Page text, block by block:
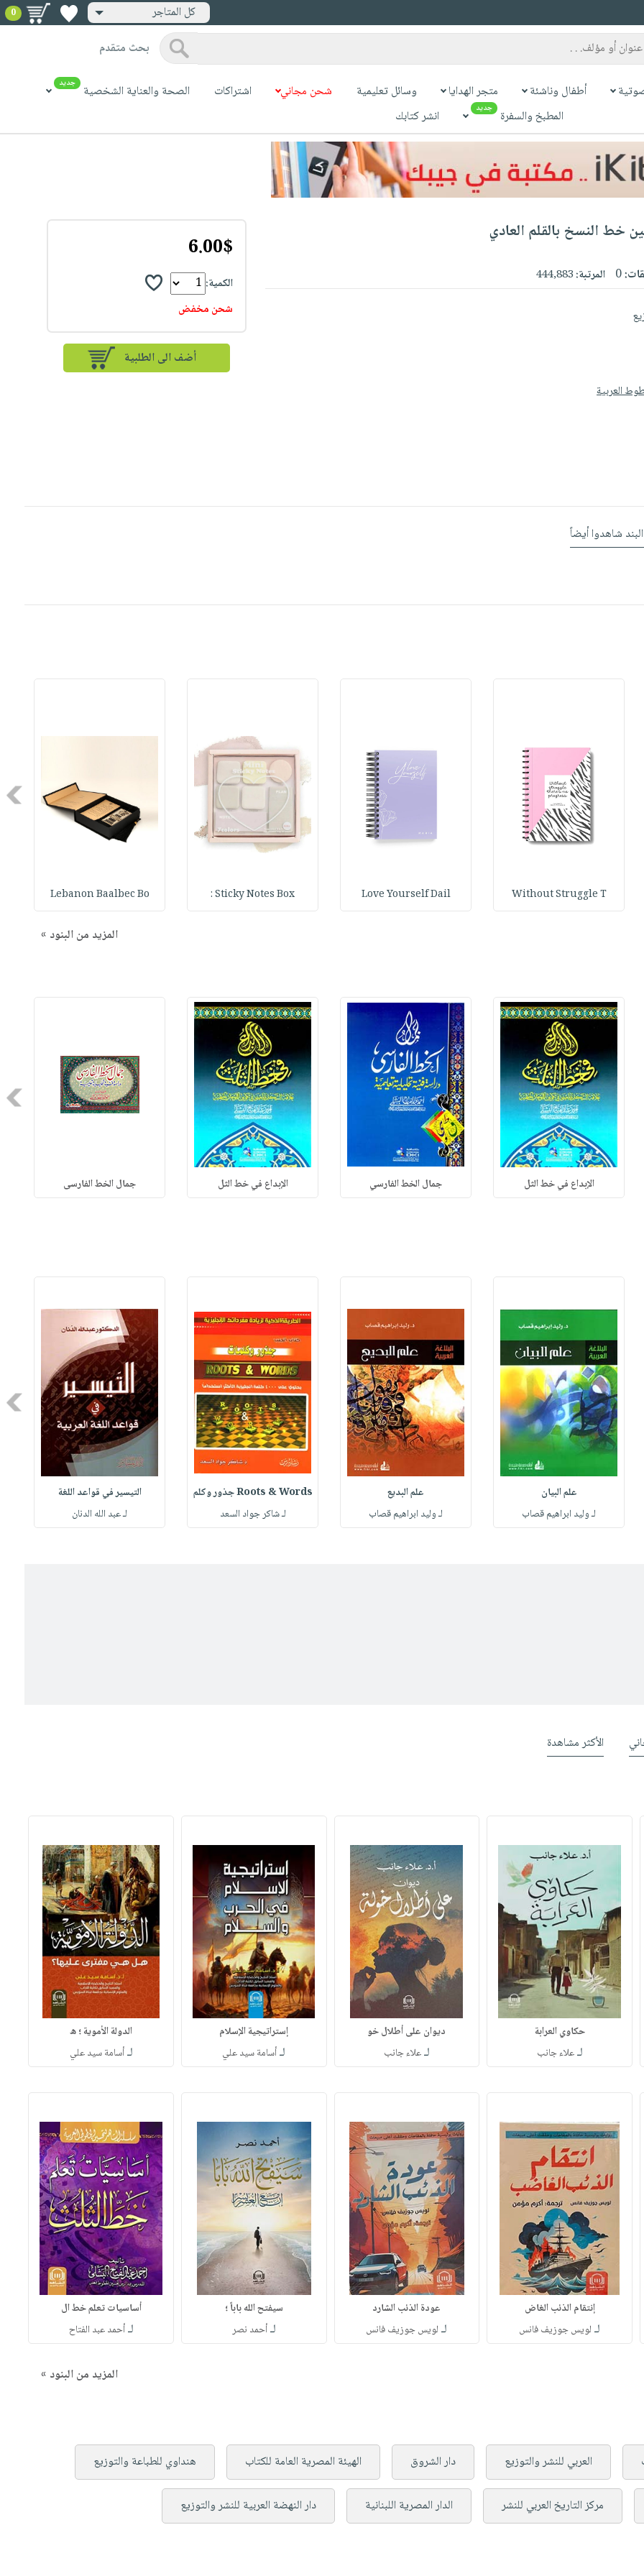
كل المتاجر 0
بحث متقدم
أطفال وناشئة متجر الهدايا وسائل تعليمية شحن مجاني اشتراكات الصحة والعناية الشخصية جديد
المطبخ والسفرة جديد انشر كتابك
خط النسخ بالقلم العادي
0 المرتبة:444,883
العربية
6.00$
الكمية:
شحن مخفض
أضف الى الطلبية
شاهدوا أيضاً
Without Struggle T
Love Yourself Dail
Sticky Notes Box :
Lebanon Baalbec Bo
المزيد من البنود »
الإبداع في خط الثل جمال الخط الفارسي الإبداع في خط الثل جمال الخط الفارسى
علم البيان
لـ وليد ابراهيم قصاب
علم البديع
لـ وليد ابراهيم قصاب
Roots & Words جذور وكلم
لـ شاكر جواد السعد
التيسير في قواعد اللغة
لـ عبد الله الدنان
الأكثر مشاهدة
حكاوي العرابة
لـعلاء جانب
ديوان على أطلال خو
لـعلاء جانب
إستراتيجية الإسلام
لـأسامة سيد علي
الدولة الأموية ؛ ه
لـأسامة سيد علي
إنتقام الذئب الغاض
لـ لويس جوزيف فانس
عودة الذئب الشارد
لـ لويس جوزيف فانس
سيفتح الله باباً ؛
لـأحمد نصر
أساسيات تعلم خط ال
لـأحمد عبد الفتاح
المزيد من البنود »
العربي للنشر والتوزيع دار الشروق الهيئة المصرية العامة للكتاب هنداوي للطباعة والتوزيع
مركز التاريخ العربي للنشر الدار المصرية اللبنانية دار النهضة العربية للنشر والتوزيع